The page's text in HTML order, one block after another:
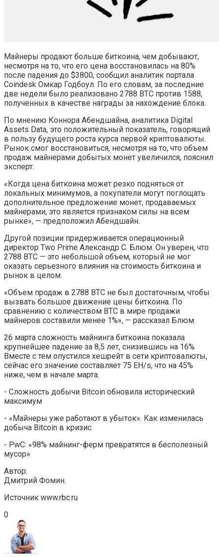
Майнеры продают больше биткоина, чем добывают,
несмотря на то, что его цена восстановилась на 80%
после падения до $3800, сообщил аналитик портала
Coindesk Омкар Годбоул. По его словам, за последние
две недели было реализовано 2788 BTC против 1588,
полученных в качестве награды за нахождение блока.
По мнению Коннора Абендшайна, аналитика Digital
Assets Data, это положительный показатель, говорящий
в пользу будущего роста курса первой криптовалюты.
Рынок смог восстановиться, несмотря на то, что объем
продаж майнерами добытых монет увеличился, пояснил
эксперт.
«Когда цена биткоина может резко подняться от
локальных минимумов, а покупатели могут поглощать
дополнительное предложение монет, продаваемых
майнерами, это является признаком силы на всем
рынке», — предположил Абендшайн.
Другой позиции придерживается операционный
директор Two Prime Александр С. Блюм. Он уверен, что
2788 BTC — это небольшой объем, который не мог
оказать серьезного влияния на стоимость биткоина и
рынок в целом.
«Объем продаж в 2788 BTC не был достаточным, чтобы
вызвать большое движение цены биткоина. По
сравнению с количеством BTC в мире продажи
майнеров составили менее 1%», — рассказал Блюм.
26 марта сложность майнинга биткоина показала
крупнейшее падение за 8,5 лет, снизившись на 16%.
Вместе с тем опустился хешрейт в сети криптовалюты,
сейчас его значение составляет 75 EH/s, что на 45%
ниже, чем в начале марта.
- Сложность добычи Bitcoin обновила исторический
максимум
- «Майнеры уже работают в убыток». Как изменилась
добыча Bitcoin в кризис
- PwC: «98% майнинг-ферм превратятся в бесполезный
мусор»
Автор:
Дмитрий Фомин.
Источник www.rbc.ru
0